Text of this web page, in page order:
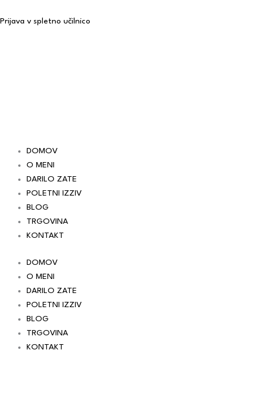
to
Prijava v spletno učilnico
DOMOV
O MENI
DARILO ZATE
POLETNI IZZIV
BLOG
TRGOVINA
KONTAKT
DOMOV
O MENI
DARILO ZATE
POLETNI IZZIV
BLOG
TRGOVINA
KONTAKT